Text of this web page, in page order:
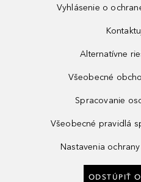
Vyhlásenie o
Alternatívne
Všeobecné
Spracovanie
Všeobecné pravidlá
Nastavenia
ODSTÚPIŤ